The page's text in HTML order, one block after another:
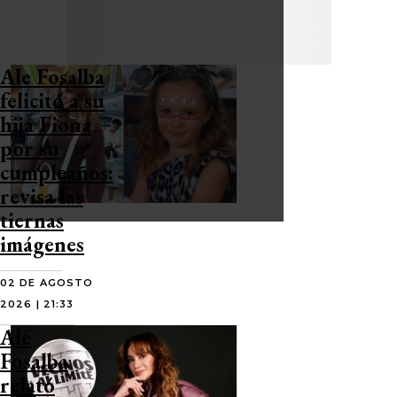
Ale Fosalba
felicitó a su
hija Fiona
por su
cumpleaños:
revisa las
tiernas
imágenes
02 DE AGOSTO
2026 | 21:33
Ale
Fosalba
relató